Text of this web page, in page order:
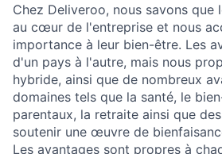
Chez Deliveroo, nous savons que
au cœur de l'entreprise et nous
importance à leur bien-être. Les
d'un pays à l'autre, mais nous
hybride, ainsi que de nombreux
domaines tels que la santé, le
parentaux, la retraite ainsi que
soutenir une œuvre de
Les avantages sont propres à